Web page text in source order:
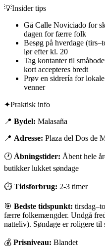
💡Insider tips
Gå Calle Noviciado for
dagen for færre folk
Besøg på hverdage
lør efter kl. 20
Tag kontanter til
kort accepteres bredt
Prøv en sidrería for
venner
✦Praktisk info
📍 Bydel: Malasaña
📍 Adresse: Plaza del Dos de
🕐 Åbningstider: Åbent hele
butikker lukket søndage
⏱ Tidsforbrug: 2-3 timer
🎯 Bedste tidspunkt:
færre folkemængder. Undgå
natteliv). Søndage er roligere til
💰 Prisniveau: Blandet